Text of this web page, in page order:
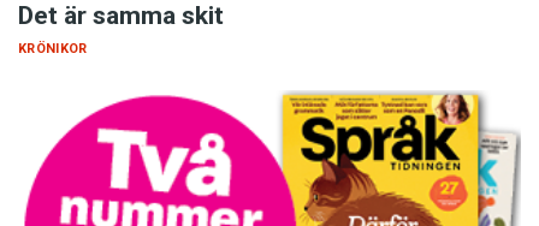
Det är samma skit
KRÖNIKOR